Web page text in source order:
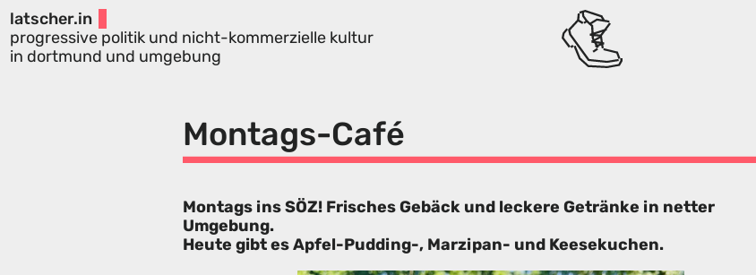
latscher.in
progressive politik und nicht-kommerzielle kultur
in dortmund und umgebung
Montags-Café
Montags ins SÖZ! Frisches Gebäck und leckere Getränke in netter
Umgebung.
Heute gibt es Apfel-Pudding-, Marzipan- und Keesekuchen.